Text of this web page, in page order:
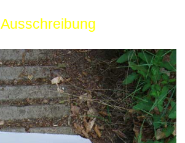
Ausschreibung